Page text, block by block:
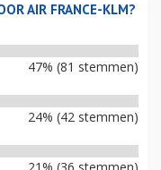
AIR FRANCE-KLM?
47% (81 stemmen)
24% (42 stemmen)